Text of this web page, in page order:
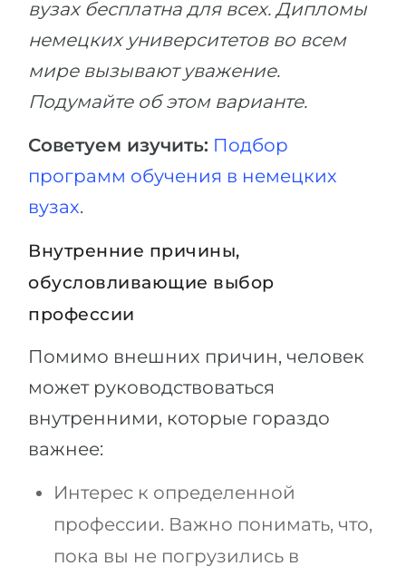
вузах бесплатна для всех. Дипломы
немецких университетов во всем
мире вызывают уважение.
Подумайте об этом варианте.
Советуем изучить: Подбор
программ обучения в немецких
вузах.
Внутренние причины,
обусловливающие выбор
профессии
Помимо внешних причин, человек
может руководствоваться
внутренними, которые гораздо
важнее:
Интерес к определенной
профессии. Важно понимать, что,
пока вы не погрузились в